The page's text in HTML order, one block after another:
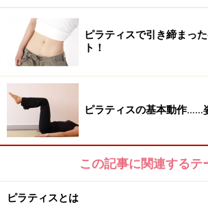
まずは表側の代表選手、「
ぶ」で有名ですね。
うでをだらりと机の上に置いて、キー
料理をする、などの作業の際（肘を曲
ら先を持ち上げること。比較的小さい
ずと言っていい程行っている動きです。
ピラティスで引き締まっ
ト！
ピラティスの基本動作……
この記事に関連するテ
ピラティスとは